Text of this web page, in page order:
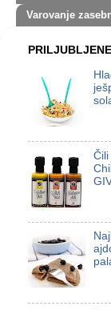
Varovanje